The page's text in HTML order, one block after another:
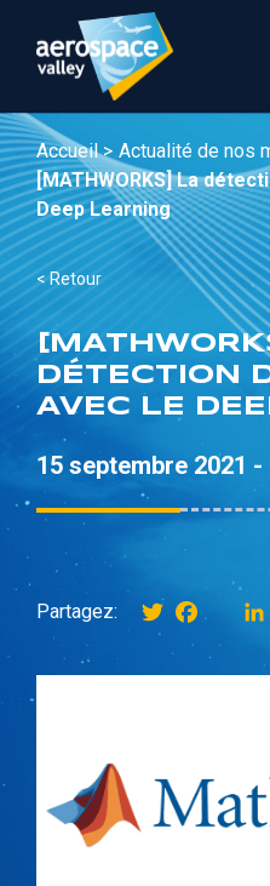
contenu
Accueil > Actualité de nos
[MATHWORKS] La
Deep Learning
< Retour
DÉTECTION
AVEC LE
15 septembre 2021 -
Partagez: Twitter